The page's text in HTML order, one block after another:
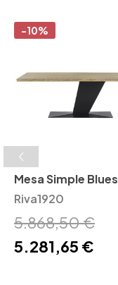
-10%
Mesa Simple Blues
Riva1920
Riva1920
5.868,50 €
5.281,65 €